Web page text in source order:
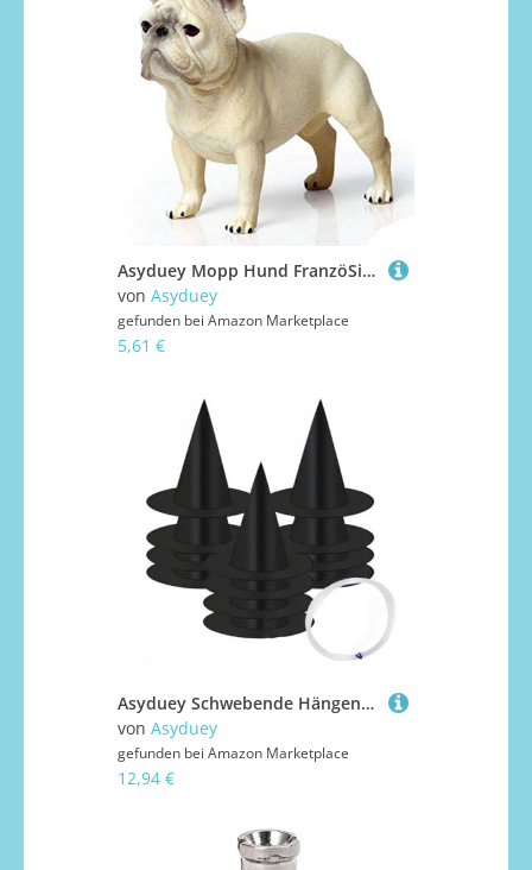
Asyduey Mopp Hund FranzöSische Bulldogge Modelle Stehende Position Aktion Figur Kinder PäDagogische GüNstige Spielzeug Geschenk Sammlung
von Asyduey
gefunden bei Amazon Marketplace
5,61 €
Asyduey Schwebende Hängende Halloween Hexenhüte, 12 Stück Große Halloween Kostüm Zubehör Dekoration
von Asyduey
gefunden bei Amazon Marketplace
12,94 €